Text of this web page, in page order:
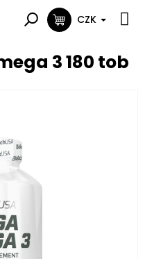
NÁKUPNÍ
CZK
3 180 tob